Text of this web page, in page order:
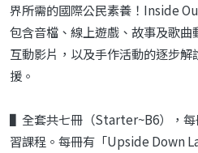
界所需的國際公民素養！Inside
包含音檔、線上遊戲、故事及歌
互動影片，以及手作活動的逐步
援。
▌全套共七冊（Starter~B6），每
習課程。每冊有「Upside Down